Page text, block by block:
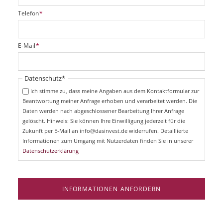
P
f
i
c
t
f
Telefon*
P
f
i
E-Mail*
Pflichtfeld
Datenschutz*
Ich stimme zu, dass meine Angaben aus dem Kontaktformular zur
Beantwortung meiner Anfrage erhoben und verarbeitet werden. Die
Daten werden nach abgeschlossener Bearbeitung Ihrer Anfrage
gelöscht. Hinweis: Sie können Ihre Einwilligung jederzeit für die
Zukunft per E-Mail an info@dasinvest.de widerrufen. Detaillierte
Informationen zum Umgang mit Nutzerdaten finden Sie in unserer
Datenschutzerklärung
INFORMATIONEN ANFORDERN